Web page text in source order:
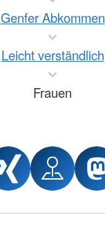
Genfer Abkommen
Leicht verständlich
Frauen